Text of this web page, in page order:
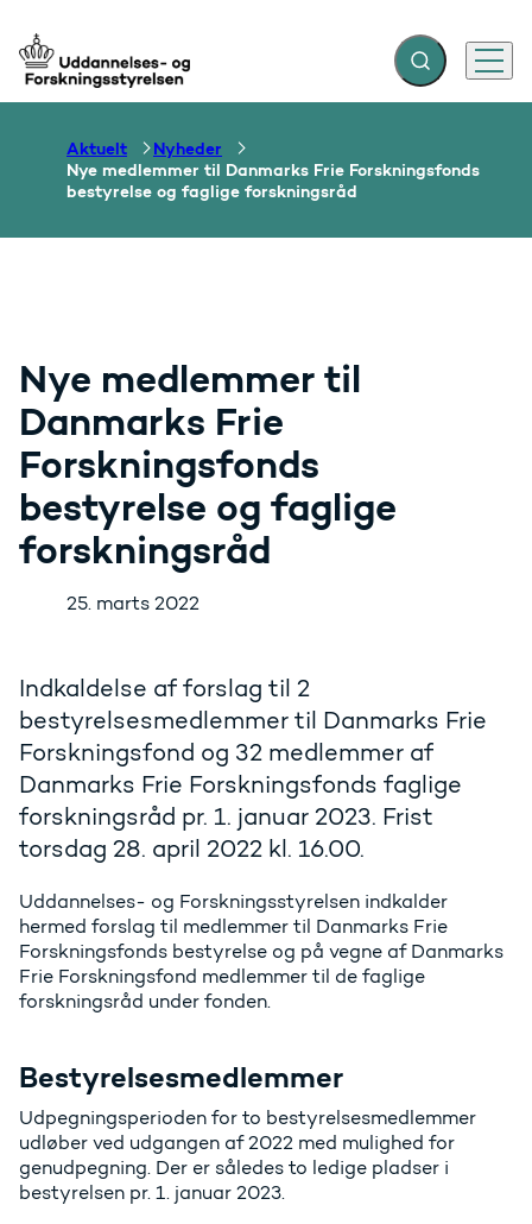
Gå til forsiden Fold søgefelt ud
Menu
Aktuelt
Nyheder
Nye medlemmer til Danmarks Frie Forskningsfonds
bestyrelse og faglige forskningsråd
Nye medlemmer til
Danmarks Frie
Forskningsfonds
bestyrelse og faglige
forskningsråd
25. marts 2022
Indkaldelse af forslag til 2
bestyrelsesmedlemmer til Danmarks Frie
Forskningsfond og 32 medlemmer af
Danmarks Frie Forskningsfonds faglige
forskningsråd pr. 1. januar 2023. Frist
torsdag 28. april 2022 kl. 16.00.
Uddannelses- og Forskningsstyrelsen indkalder
hermed forslag til medlemmer til Danmarks Frie
Forskningsfonds bestyrelse og på vegne af Danmarks
Frie Forskningsfond medlemmer til de faglige
forskningsråd under fonden.
Bestyrelsesmedlemmer
Udpegningsperioden for to bestyrelsesmedlemmer
udløber ved udgangen af 2022 med mulighed for
genudpegning. Der er således to ledige pladser i
bestyrelsen pr. 1. januar 2023.